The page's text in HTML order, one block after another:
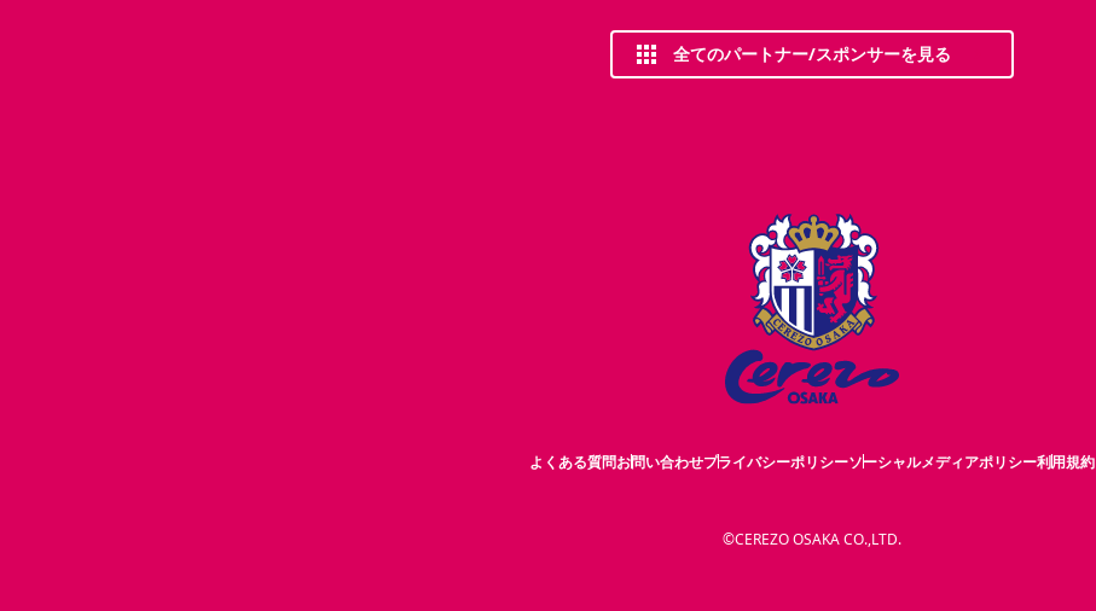
全てのパートナー/スポンサーを見る
よくある質問お問い合わせプライバシーポリシーソーシャルメディアポリシー利用規約
©CEREZO OSAKA CO.,LTD.